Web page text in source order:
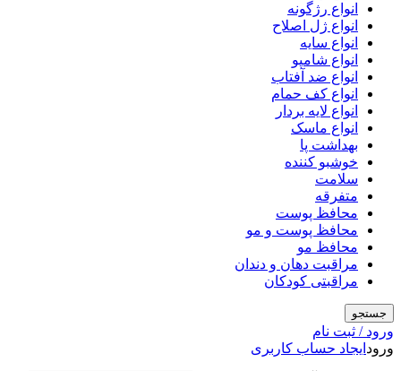
انواع رژگونه
انواع ژل اصلاح
انواع سایه
انواع شامپو
انواع ضد آفتاب
انواع کف حمام
انواع لایه بردار
انواع ماسک
بهداشت پا
خوشبو کننده
سلامت
متفرقه
محافظ پوست
محافظ پوست و مو
محافظ مو
مراقبت دهان و دندان
مراقبتی کودکان
جستجو
ورود / ثبت نام
ورود ایجاد حساب کاربری